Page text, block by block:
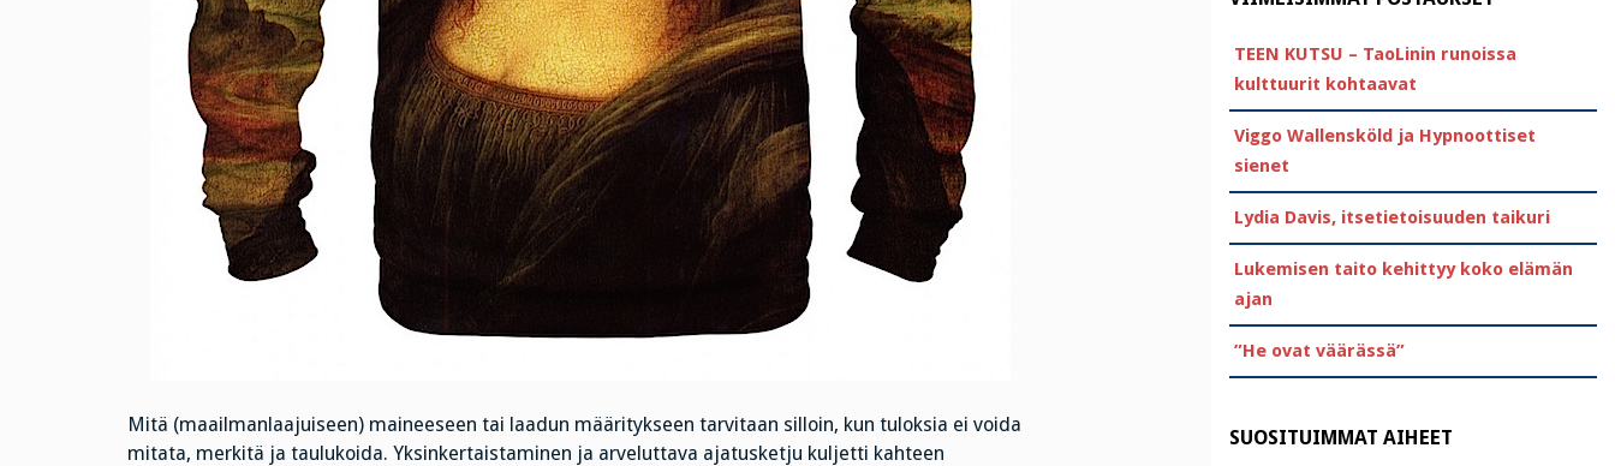
Mitä (maailmanlaajuiseen) maineeseen tai laadun määritykseen tarvitaan silloin, kun tuloksia ei voida
mitata, merkitä ja taulukoida. Yksinkertaistaminen ja arveluttava ajatusketju kuljetti kahteen
TEEN KUTSU – TaoLinin runoissa
kulttuurit kohtaavat
Viggo Wallensköld ja Hypnoottiset
sienet
Lydia Davis, itsetietoisuuden taikuri
Lukemisen taito kehittyy koko elämän
ajan
”He ovat väärässä”
SUOSITUIMMAT AIHEET